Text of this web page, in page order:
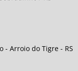
- Arroio do Tigre - RS